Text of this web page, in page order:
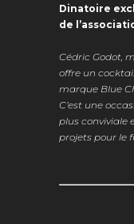
Dinatoire
de
Cédric Godot,
offre un
marque Blue
C’est une
plus conviviale
projets pour le